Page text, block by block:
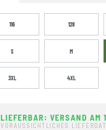
116 128
S M
3XL 4XL
LIEFERBAR: VERSAND AM
VORAUSSICHTLICHES